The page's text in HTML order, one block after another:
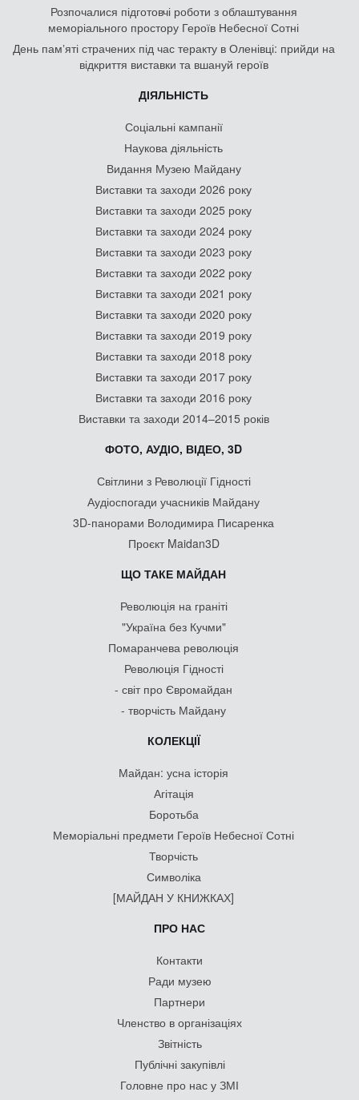
Розпочалися підготовчі роботи з облаштування
меморіального простору Героїв Небесної Сотні
День памʼяті страчених під час теракту в Оленівці: прийди на
відкриття виставки та вшануй героїв
ДІЯЛЬНІСТЬ
Соціальні кампанії
Наукова діяльність
Видання Музею Майдану
Виставки та заходи 2026 року
Виставки та заходи 2025 року
Виставки та заходи 2024 року
Виставки та заходи 2023 року
Виставки та заходи 2022 року
Виставки та заходи 2021 року
Виставки та заходи 2020 року
Виставки та заходи 2019 року
Виставки та заходи 2018 року
Виставки та заходи 2017 року
Виставки та заходи 2016 року
Виставки та заходи 2014–2015 років
ФОТО, АУДІО, ВІДЕО, 3D
Світлини з Революції Гідності
Аудіоспогади учасників Майдану
3D-панорами Володимира Писаренка
Проєкт Maidan3D
ЩО ТАКЕ МАЙДАН
Революція на граніті
"Україна без Кучми"
Помаранчева революція
Революція Гідності
- світ про Євромайдан
- творчість Майдану
КОЛЕКЦІЇ
Майдан: усна історія
Агітація
Боротьба
Меморіальні предмети Героїв Небесної Сотні
Творчість
Символіка
[МАЙДАН У КНИЖКАХ]
ПРО НАС
Контакти
Ради музею
Партнери
Членство в організаціях
Звітність
Публічні закупівлі
Головне про нас у ЗМІ